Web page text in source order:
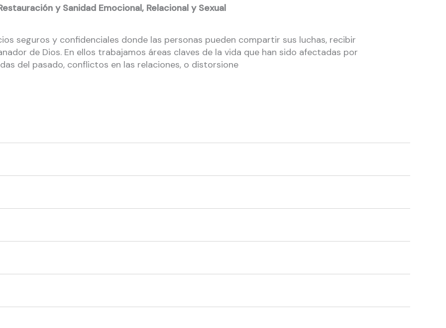
y Sanidad Emocional, Relacional y Sexual
seguros y confidenciales donde las personas pueden compartir sus luchas, recibir
de Dios. En ellos trabajamos áreas claves de la vida que han sido afectadas por
del pasado, conflictos en las relaciones, o distorsione